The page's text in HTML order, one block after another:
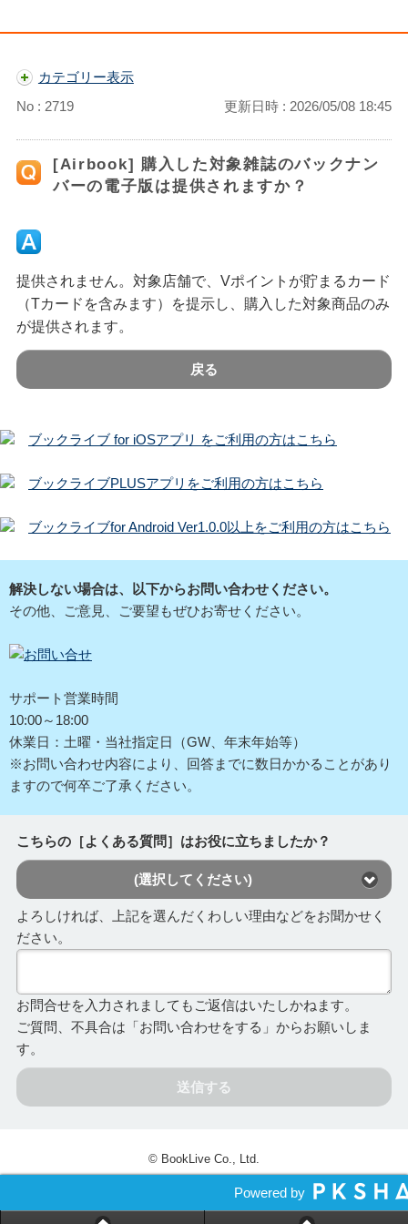
カテゴリー表示
No : 2719
更新日時 : 2026/05/08 18:45
[Airbook] 購入した対象雑誌のバックナン
バーの電子版は提供されますか？
提供されません。対象店舗で、Vポイントが貯まるカード
（Tカードを含みます）を提示し、購入した対象商品のみ
が提供されます。
戻る
ブックライブ for iOSアプリ をご利用の方はこちら
ブックライブPLUSアプリをご利用の方はこちら
ブックライブfor Android Ver1.0.0以上をご利用の方はこちら
解決しない場合は、以下からお問い合わせください。
その他、ご意見、ご要望もぜひお寄せください。
サポート営業時間
10:00～18:00
休業日：土曜・当社指定日（GW、年末年始等）
※お問い合わせ内容により、回答までに数日かかることがあり
ますので何卒ご了承ください。
こちらの［よくある質問］はお役に立ちましたか？
(選択してください)
よろしければ、上記を選んだくわしい理由などをお聞かせく
ださい。
お問合せを入力されましてもご返信はいたしかねます。
ご質問、不具合は「お問い合わせをする」からお願いしま
す。
送信する
© BookLive Co., Ltd.
Powered by